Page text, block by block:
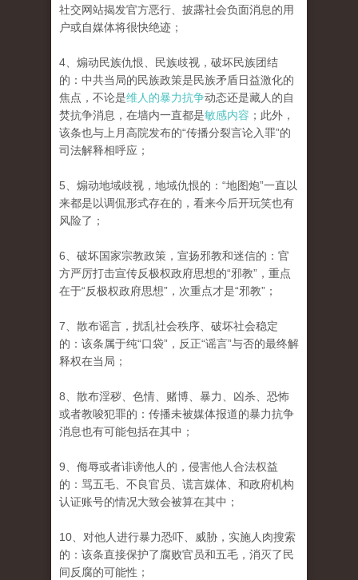
社交网站揭发官方恶行、披露社会负面消息的用
户或自媒体将很快绝迹；
4、煽动民族仇恨、民族歧视，破坏民族团结
的：中共当局的民族政策是民族矛盾日益激化的
焦点，不论是维人的暴力抗争动态还是藏人的自
焚抗争消息，在墙内一直都是敏感内容 ；此外，
该条也与上月高院发布的“传播分裂言论入罪”的
司法解释相呼应；
5、煽动地域歧视，地域仇恨的：“地图炮”一直以
来都是以调侃形式存在的，看来今后开玩笑也有
风险了；
6、破坏国家宗教政策，宣扬邪教和迷信的：官
方严厉打击宣传反极权政府思想的“邪教”，重点
在于“反极权政府思想”，次重点才是“邪教”；
7、散布谣言，扰乱社会秩序、破坏社会稳定
的：该条属于纯“口袋”，反正“谣言”与否的最终解
释权在当局；
8、散布淫秽、色情、赌博、暴力、凶杀、恐怖
或者教唆犯罪的：传播未被媒体报道的暴力抗争
消息也有可能包括在其中；
9、侮辱或者诽谤他人的，侵害他人合法权益
的：骂五毛、不良官员、谎言媒体、和政府机构
认证账号的情况大致会被算在其中；
10、对他人进行暴力恐吓、威胁，实施人肉搜索
的：该条直接保护了腐败官员和五毛，消灭了民
间反腐的可能性；